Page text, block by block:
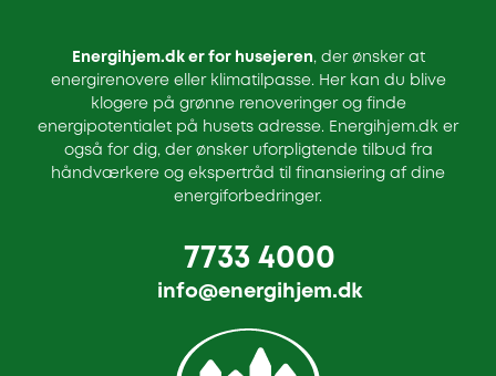
Energihjem.dk er for husejeren, der ønsker at
energirenovere eller klimatilpasse. Her kan du blive
klogere på grønne renoveringer og finde
energipotentialet på husets adresse. Energihjem.dk er
også for dig, der ønsker uforpligtende tilbud fra
håndværkere og ekspertråd til finansiering af dine
energiforbedringer.
7733 4000
info@energihjem.dk